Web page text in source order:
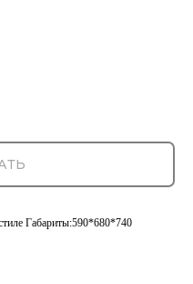
Габариты:590*680*740